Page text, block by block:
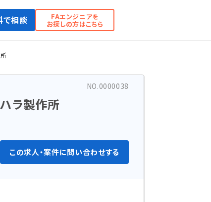
で相談 FAエンジニアを
お探しの方はこちら
NO.0000038
ラ製作所
この求人・案件に問い合わせする